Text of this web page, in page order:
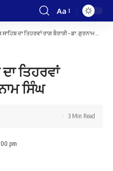
Font
Resizer
Aa
ਦਾ ਤਿਹਰਵਾਂ ਰਾਗ ਬੈਰਾੜੀ – ਡਾ. ਗੁਰਨਾਮ ਸਿੰਘ
ਤਿਹਰਵਾਂ
ਸਿੰਘ
pm
3 Min Read